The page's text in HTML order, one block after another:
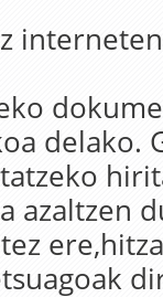
delako.
azaltzen